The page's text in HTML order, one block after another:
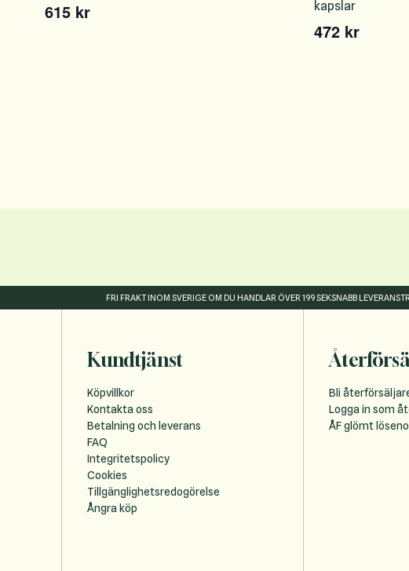
615 kr
kapslar
472 kr
FRI FRAKT INOM SVERIGE OM DU HANDLAR ÖVER 199 SEKSNABB LEVERANS
Kundtjänst
Köpvillkor
Kontakta oss
Betalning och leverans
FAQ
Integritetspolicy
Cookies
Tillgänglighetsredogörelse
Ångra köp
Bli
Logga in som
ÅF glömt